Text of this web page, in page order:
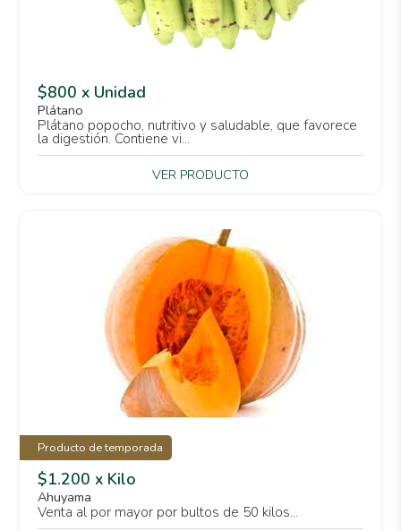
$800 x Unidad
Plátano
Plátano popocho, nutritivo y saludable, que favorece
la digestión. Contiene vi...
VER PRODUCTO
Producto de temporada
$1.200 x Kilo
Ahuyama
Venta al por mayor por bultos de 50 kilos...